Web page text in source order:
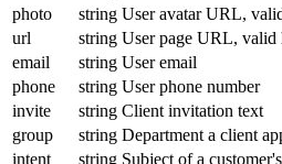
photo
string User avatar URL,
url
string User page URL, valid
email
string User email
phone
string User phone number
invite
string Client invitation text
group
string Department a client
intent
string Subject of a